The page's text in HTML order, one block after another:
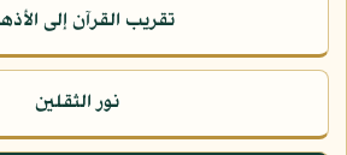
تقريب القرآن إلى
نور الثقلين